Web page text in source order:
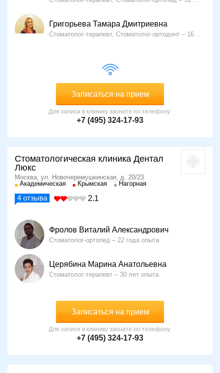
Григорьева Тамара Дмитриевна
Стоматолог-терапевт, Стоматолог-ортодонт 16 лет опыта
Записаться на прием
Для записи в клинику звоните по телефону:
+7 (495) 324-17-93
Стоматологическая клиника Дентал
Люкс
Москва, ул. Новочеремушкинская, д. 20/23
Академическая
Крымская Нагорная
4 отзыва 2.1
Фролов Виталий Александрович
Стоматолог-ортопед 22 года опыта
Церябина Марина Анатольевна
Стоматолог-терапевт 30 лет опыта
Записаться на прием
Для записи в клинику звоните по телефону:
+7 (495) 324-17-93